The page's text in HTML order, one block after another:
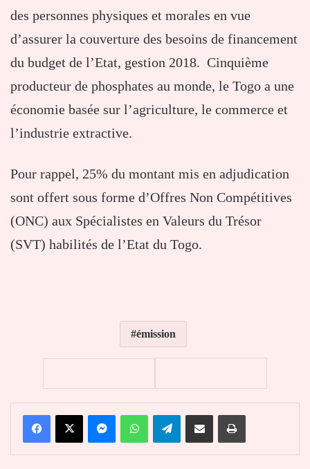
des personnes physiques et morales en vue
d’assurer la couverture des besoins de financement
du budget de l’Etat, gestion 2018. Cinquième
producteur de phosphates au monde, le Togo a une
économie basée sur l’agriculture, le commerce et
l’industrie extractive.
Pour rappel, 25% du montant mis en adjudication
sont offert sous forme d’Offres Non Compétitives
(ONC) aux Spécialistes en Valeurs du Trésor
(SVT) habilités de l’Etat du Togo.
émission
FacebookX MessengerWhatsAppTelegramPartager par email Imprimer